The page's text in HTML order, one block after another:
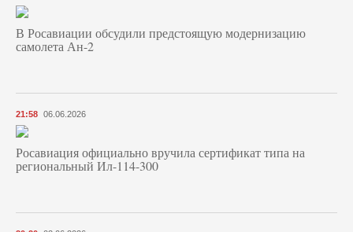
В Росавиации обсудили предстоящую модернизацию
самолета Ан-2
21:58 06.06.2026
Росавиация официально вручила сертификат типа на
региональный Ил-114-300